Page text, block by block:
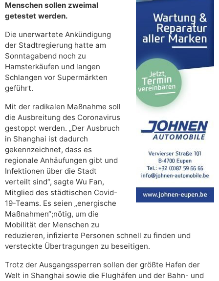
Menschen sollen zweimal
getestet werden.
Die unerwartete Ankündigung
der Stadtregierung hatte am
Sonntagabend noch zu
Hamsterkäufen und langen
Schlangen vor Supermärkten
geführt.
Mit der radikalen Maßnahme soll
die Ausbreitung des Coronavirus
gestoppt werden. „Der Ausbruch
in Shanghai ist dadurch
gekennzeichnet, dass es
regionale Anhäufungen gibt und
Infektionen über die Stadt
verteilt sind“, sagte Wu Fan,
Mitglied des städtischen Covid-
19-Teams. Es seien „energische
Maßnahmen“;nötig, um die
Mobilität der Menschen zu
reduzieren, infizierte Personen schnell zu finden und
versteckte Übertragungen zu beseitigen.
Trotz der Ausgangssperren sollen der größte Hafen der
Welt in Shanghai sowie die Flughäfen und der Bahn- und